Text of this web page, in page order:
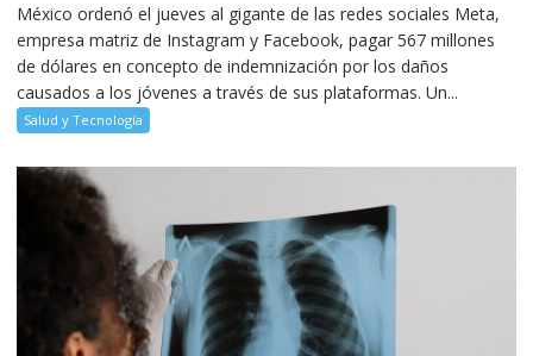
México ordenó el jueves al gigante de las redes sociales Meta,
empresa matriz de Instagram y Facebook, pagar 567 millones
de dólares en concepto de indemnización por los daños
causados a los jóvenes a través de sus plataformas. Un...
Salud y Tecnología